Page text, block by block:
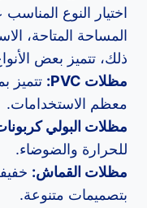
اختيار النوع
المساحة المتاحة،
ذلك، تتميز بعض
مظلات PVC:
تتميز
معظم الاستخدامات.
مظلات البولي
للحرارة والضوضاء.
مظلات القماش:
بتصميمات متنوعة.